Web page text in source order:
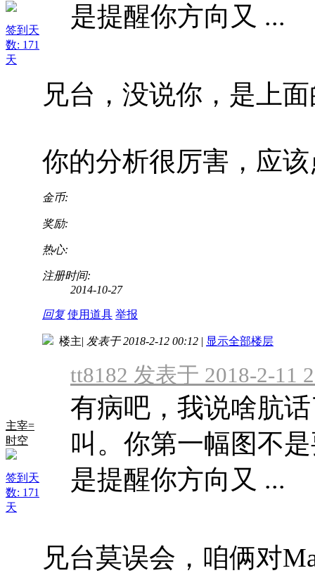
签到天
数: 171
天
是提醒你方向又 ...
兄台，没说你，是上
你的分析很厉害，应
金币:
奖励:
热心:
注册时间:
2014-10-27
回复 使用道具 举报
主宰=
时空
签到天
数: 171
天
楼主| 发表于 2018-2-12 00:12 | 显示全部楼层
tt8182 发表于 2018-2-11
有病吧，我说啥肮
叫。你第一幅图不
是提醒你方向又 ...
兄台莫误会，咱俩对